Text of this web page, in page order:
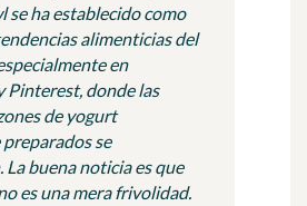
se ha establecido como
alimenticias del
en
Pinterest, donde las
de yogurt
se
buena noticia es que
es una mera frivolidad.